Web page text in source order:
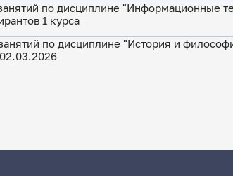
по дисциплине "Информационные
1 курса
по дисциплине "История и